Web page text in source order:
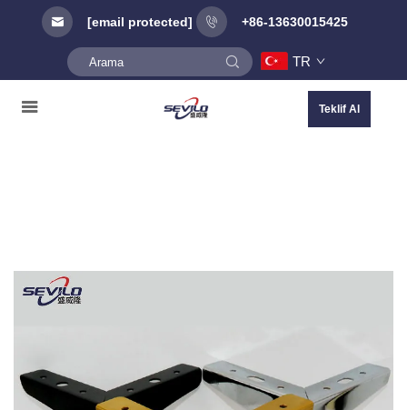
[email protected] +86-13630015425
TR
Teklif Al